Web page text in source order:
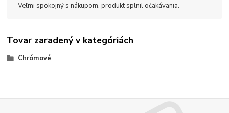
Veľmi spokojný s nákupom, produkt splnil očakávania.
Tovar zaradený v kategóriách
Chrómové